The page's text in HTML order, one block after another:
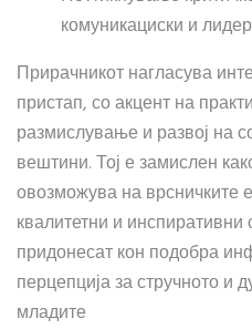
комуникациски и
Прирачникот нагласува
пристап, со акцент на
размислување и развој на
вештини. Тој е замислен
овозможува на врсничките
квалитетни и инспиративни
придонесат кон подобра
перцепција за стручното и
младите